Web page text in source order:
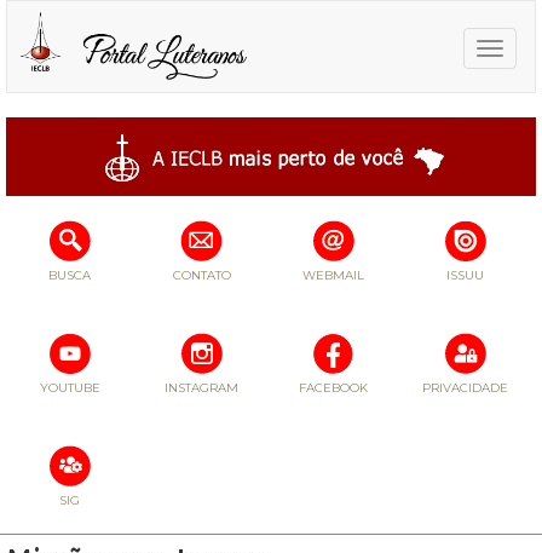
Toggle
BUSCA CONTATO WEBMAIL ISSUU
YOUTUBE INSTAGRAM FACEBOOK PRIVACIDADE
SIG